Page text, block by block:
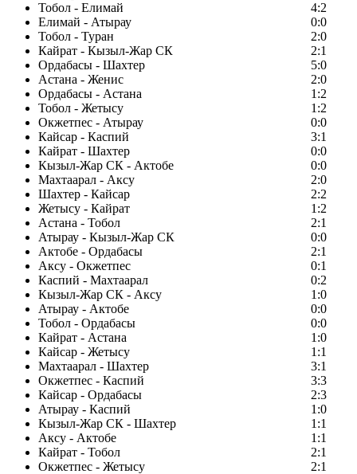
Тобол - Елимай
4:2
Елимай - Атырау
0:0
Тобол - Туран
2:0
Кайрат - Кызыл-Жар СК
2:1
Ордабасы - Шахтер
5:0
Астана - Женис
2:0
Ордабасы - Астана
1:2
Тобол - Жетысу
1:2
Окжетпес - Атырау
0:0
Кайсар - Каспий
3:1
Кайрат - Шахтер
0:0
Кызыл-Жар СК - Актобе
0:0
Махтаарал - Аксу
2:0
Шахтер - Кайсар
2:2
Жетысу - Кайрат
1:2
Астана - Тобол
2:1
Атырау - Кызыл-Жар СК
0:0
Актобе - Ордабасы
2:1
Аксу - Окжетпес
0:1
Каспий - Махтаарал
0:2
Кызыл-Жар СК - Аксу
1:0
Атырау - Актобе
0:0
Тобол - Ордабасы
0:0
Кайрат - Астана
1:0
Кайсар - Жетысу
1:1
Махтаарал - Шахтер
3:1
Окжетпес - Каспий
3:3
Кайсар - Ордабасы
2:3
Атырау - Каспий
1:0
Кызыл-Жар СК - Шахтер
1:1
Аксу - Актобе
1:1
Кайрат - Тобол
2:1
Окжетпес - Жетысу
2:1